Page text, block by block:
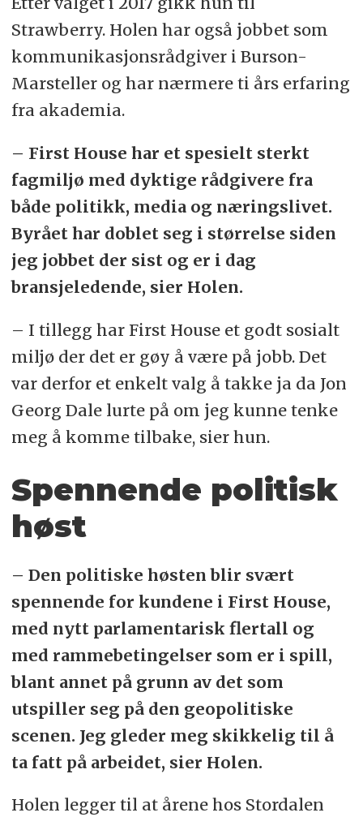
Strawberry. Holen har også jobbet som
kommunikasjonsrådgiver i Burson-
Marsteller og har nærmere ti års erfaring
fra akademia.
– First House har et spesielt sterkt
fagmiljø med dyktige rådgivere fra
både politikk, media og næringslivet.
Byrået har doblet seg i størrelse siden
jeg jobbet der sist og er i dag
bransjeledende, sier Holen.
– I tillegg har First House et godt sosialt
miljø der det er gøy å være på jobb. Det
var derfor et enkelt valg å takke ja da Jon
Georg Dale lurte på om jeg kunne tenke
meg å komme tilbake, sier hun.
Spennende politisk
høst
– Den politiske høsten blir svært
spennende for kundene i First House,
med nytt parlamentarisk flertall og
med rammebetingelser som er i spill,
blant annet på grunn av det som
utspiller seg på den geopolitiske
scenen. Jeg gleder meg skikkelig til å
ta fatt på arbeidet, sier Holen.
Holen legger til at årene hos Stordalen